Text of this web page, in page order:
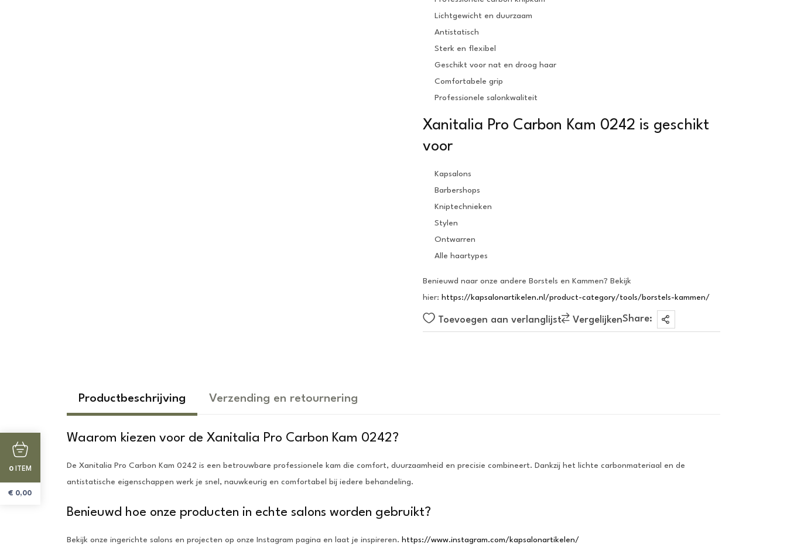
Lichtgewicht en duurzaam
Antistatisch
Sterk en flexibel
Geschikt voor nat en droog haar
Comfortabele grip
Professionele salonkwaliteit
Xanitalia Pro Carbon Kam 0242 is geschikt
voor
Kapsalons
Barbershops
Kniptechnieken
Stylen
Ontwarren
Alle haartypes
Benieuwd naar onze andere Borstels en Kammen? Bekijk
hier: https://kapsalonartikelen.nl/product-category/tools/borstels-kammen/
Toevoegen aan verlanglijst VergelijkenShare:
Productbeschrijving Verzending en retournering
Waarom kiezen voor de Xanitalia Pro Carbon Kam 0242?
De Xanitalia Pro Carbon Kam 0242 is een betrouwbare professionele kam die comfort, duurzaamheid en precisie combineert. Dankzij het lichte carbonmateriaal en de
antistatische eigenschappen werk je snel, nauwkeurig en comfortabel bij iedere behandeling.
Benieuwd hoe onze producten in echte salons worden gebruikt?
Bekijk onze ingerichte salons en projecten op onze Instagram pagina en laat je inspireren. https://www.instagram.com/kapsalonartikelen/
0 ITEM
€ 0,00